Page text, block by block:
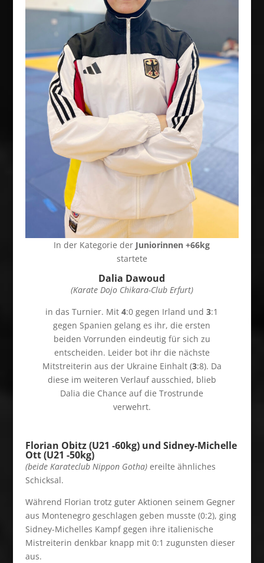
In der Kategorie der Juniorinnen +66kg
startete
Dalia Dawoud
(Karate Dojo Chikara-Club Erfurt)
in das Turnier. Mit4:0 gegen Irland und3:1
gegen Spanien gelang es ihr, die ersten
beiden Vorrunden eindeutig für sich zu
entscheiden. Leider bot ihr die nächste
Mitstreiterin aus der Ukraine Einhalt (3:8). Da
diese im weiteren Verlauf ausschied, blieb
Dalia die Chance auf die Trostrunde
verwehrt.
Florian Obitz (U21 -60kg) und Sidney-Michelle
Ott (U21 -50kg)
(beide Karateclub Nippon Gotha)ereilte ähnliches
Schicksal.
Während Florian trotz guter Aktionen seinem Gegner
aus Montenegro geschlagen geben musste (0:2), ging
Sidney-Michelles Kampf gegen ihre italienische
Mistreiterin denkbar knapp mit 0:1 zugunsten dieser
aus.